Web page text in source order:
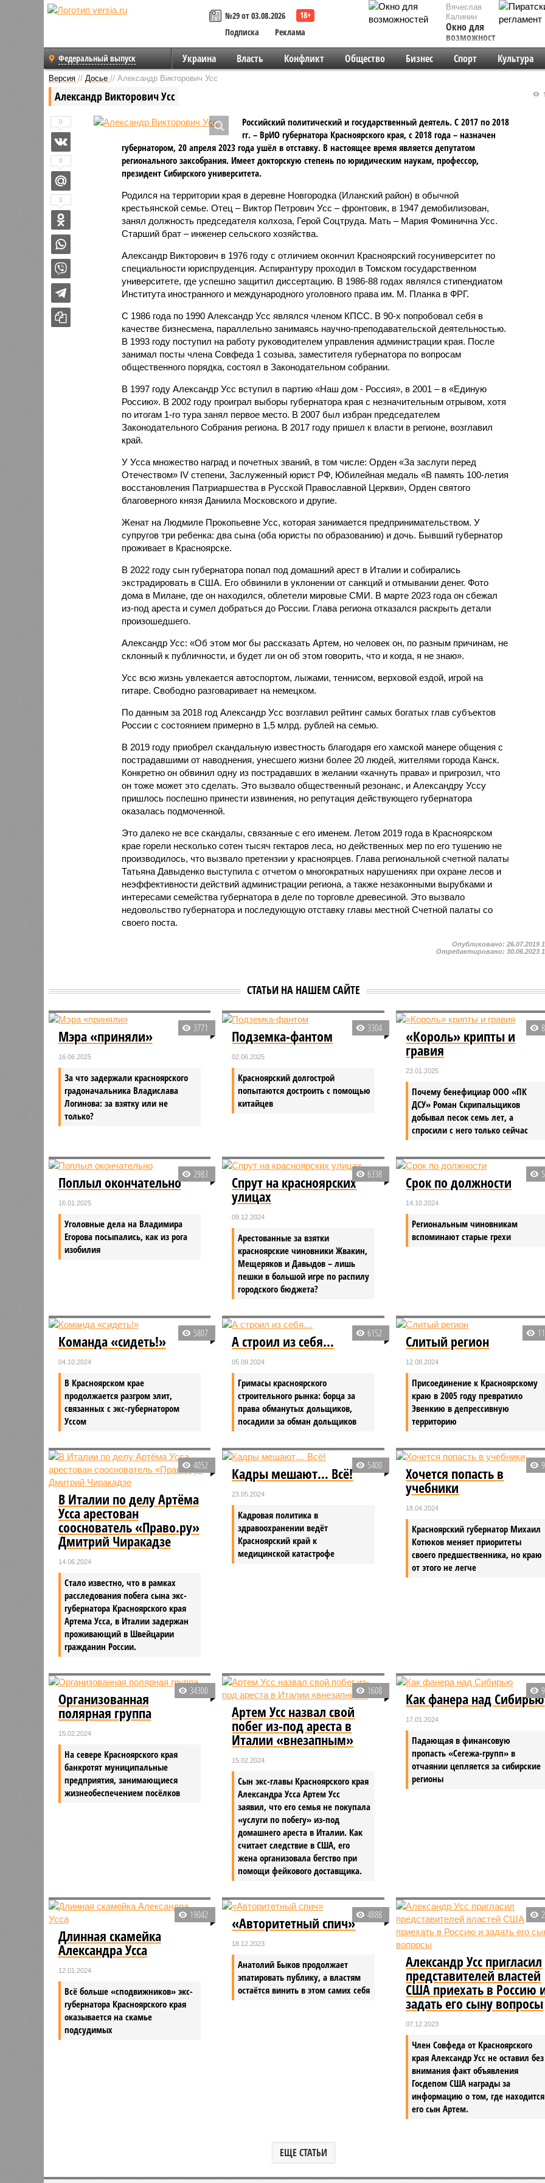
№29 от 03.08.2026
Подписка
Реклама
Вячеслав
Калинин
Окно для
возможностей
Федеральный выпуск Украина Власть Конфликт Общество Бизнес Спорт Культура
Версия // Досье // Александр Викторович Усс
Александр Викторович Усс
Российский политический и государственный деятель. С 2017 по 2018
гг. – ВрИО губернатора Красноярского края, с 2018 года – назначен
губернатором, 20 апреля 2023 года ушёл в отставку. В настоящее время является депутатом
регионального заксобрания. Имеет докторскую степень по юридическим наукам, профессор,
президент Сибирского университета.
Родился на территории края в деревне Новгородка (Иланский район) в обычной
крестьянской семье. Отец – Виктор Петрович Усс – фронтовик, в 1947 демобилизован,
занял должность председателя колхоза, Герой Соцтруда. Мать – Мария Фоминична Усс.
Старший брат – инженер сельского хозяйства.
Александр Викторович в 1976 году с отличием окончил Красноярский госуниверситет по
специальности юриспруденция. Аспирантуру проходил в Томском государственном
университете, где успешно защитил диссертацию. В 1986-88 годах являлся стипендиатом
Института иностранного и международного уголовного права им. М. Планка в ФРГ.
С 1986 года по 1990 Александр Усс являлся членом КПСС. В 90-х попробовал себя в
качестве бизнесмена, параллельно занимаясь научно-преподавательской деятельностью.
В 1993 году поступил на работу руководителем управления администрации края. После
занимал посты члена Совфеда 1 созыва, заместителя губернатора по вопросам
общественного порядка, состоял в Законодательном собрании.
В 1997 году Александр Усс вступил в партию «Наш дом - Россия», в 2001 – в «Единую
Россию». В 2002 году проиграл выборы губернатора края с незначительным отрывом, хотя
по итогам 1-го тура занял первое место. В 2007 был избран председателем
Законодательного Собрания региона. В 2017 году пришел к власти в регионе, возглавил
край.
У Усса множество наград и почетных званий, в том числе: Орден «За заслуги перед
Отечеством» IV степени, Заслуженный юрист РФ, Юбилейная медаль «В память 100-летия
восстановления Патриаршества в Русской Православной Церкви», Орден святого
благоверного князя Даниила Московского и другие.
Женат на Людмиле Прокопьевне Усс, которая занимается предпринимательством. У
супругов три ребенка: два сына (оба юристы по образованию) и дочь. Бывший губернатор
проживает в Красноярске.
В 2022 году сын губернатора попал под домашний арест в Италии и собирались
экстрадировать в США. Его обвинили в уклонении от санкций и отмывании денег. Фото
дома в Милане, где он находился, облетели мировые СМИ. В марте 2023 года он сбежал
из-под ареста и сумел добраться до России. Глава региона отказался раскрыть детали
произошедшего.
Александр Усс: «Об этом мог бы рассказать Артем, но человек он, по разным причинам, не
склонный к публичности, и будет ли он об этом говорить, что и когда, я не знаю».
Усс всю жизнь увлекается автоспортом, лыжами, теннисом, верховой ездой, игрой на
гитаре. Свободно разговаривает на немецком.
По данным за 2018 год Александр Усс возглавил рейтинг самых богатых глав субъектов
России с состоянием примерно в 1,5 млрд. рублей на семью.
В 2019 году приобрел скандальную известность благодаря его хамской манере общения с
пострадавшими от наводнения, унесшего жизни более 20 людей, жителями города Канск.
Конкретно он обвинил одну из пострадавших в желании «качнуть права» и пригрозил, что
он тоже может это сделать. Это вызвало общественный резонанс, и Александру Уссу
пришлось поспешно принести извинения, но репутация действующего губернатора
оказалась подмоченной.
Это далеко не все скандалы, связанные с его именем. Летом 2019 года в Красноярском
крае горели несколько сотен тысяч гектаров леса, но действенных мер по его тушению не
производилось, что вызвало претензии у красноярцев. Глава региональной счетной палаты
Татьяна Давыденко выступила с отчетом о многократных нарушениях при охране лесов и
неэффективности действий администрации региона, а также незаконными вырубками и
интересами семейства губернатора в деле по торговле древесиной. Это вызвало
недовольство губернатора и последующую отставку главы местной Счетной палаты со
своего поста.
0
0
1
Опубликовано:26.07.2019
Отредактировано:30.06.2023
СТАТЬИ НА НАШЕМ САЙТЕ
3771
Мэра «приняли»
16.06.2025
За что задержали красноярского
градоначальника Владислава
Логинова: за взятку или не
только?
3304
Подземка-фантом
02.06.2025
Красноярский долгострой
попытаются достроить с помощью
китайцев
«Король» крипты и
гравия
23.01.2025
Почему бенефициар ООО «ПК
ДСУ» Роман Скрипальщиков
добывал песок семь лет, а
спросили с него только сейчас
2983
Поплыл окончательно
16.01.2025
Уголовные дела на Владимира
Егорова посыпались, как из рога
изобилия
6338
Спрут на красноярских
улицах
09.12.2024
Арестованные за взятки
красноярские чиновники Жвакин,
Мещеряков и Давыдов – лишь
пешки в большой игре по распилу
городского бюджета?
Срок по должности
14.10.2024
Региональным чиновникам
вспоминают старые грехи
5807
Команда «сидеть!»
04.10.2024
В Красноярском крае
продолжается разгром элит,
связанных с экс-губернатором
Уссом
6152
А строил из себя…
05.09.2024
Гримасы красноярского
строительного рынка: борца за
права обманутых дольщиков,
посадили за обман дольщиков
Слитый регион
12.08.2024
Присоединение к Красноярскому
краю в 2005 году превратило
Эвенкию в депрессивную
территорию
4052
В Италии по делу Артёма
Усса арестован
сооснователь «Право.ру»
Дмитрий Чиракадзе
14.06.2024
Стало известно, что в рамках
расследования побега сына экс-
губернатора Красноярского края
Артема Усса, в Италии задержан
проживающий в Швейцарии
гражданин России.
5400
Кадры мешают… Всё!
23.05.2024
Кадровая политика в
здравоохранении ведёт
Красноярский край к
медицинской катастрофе
Хочется попасть в
учебники
18.04.2024
Красноярский губернатор Михаил
Котюков меняет приоритеты
своего предшественника, но краю
от этого не легче
34300
Организованная
полярная группа
15.02.2024
На севере Красноярского края
банкротят муниципальные
предприятия, занимающиеся
жизнеобеспечением посёлков
1608
Артем Усс назвал свой
побег из-под ареста в
Италии «внезапным»
15.02.2024
Сын экс-главы Красноярского края
Александра Усса Артем Усс
заявил, что его семья не покупала
«услуги по побегу» из-под
домашнего ареста в Италии. Как
считает следствие в США, его
жена организовала бегство при
помощи фейкового доставщика.
Как фанера над Сибирью
17.01.2024
Падающая в финансовую
пропасть «Сегежа-групп» в
отчаянии цепляется за сибирские
регионы
19042
Длинная скамейка
Александра Усса
12.01.2024
Всё больше «сподвижников» экс-
губернатора Красноярского края
оказывается на скамье
подсудимых
4888
«Авторитетный спич»
18.12.2023
Анатолий Быков продолжает
эпатировать публику, а властям
остаётся винить в этом самих себя
Александр Усс пригласил
представителей властей
США приехать в Россию
задать его сыну вопросы
07.12.2023
Член Совфеда от Красноярского
края Александр Усс не оставил без
внимания факт объявления
Госдепом США награды за
информацию о том, где находится
его сын Артем.
ЕЩЕ СТАТЬИ